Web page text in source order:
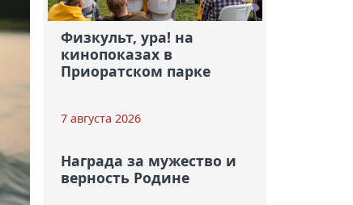
Физкульт, ура! на
кинопоказах в
Приоратском парке
7 августа 2026
Награда за мужество и
верность Родине